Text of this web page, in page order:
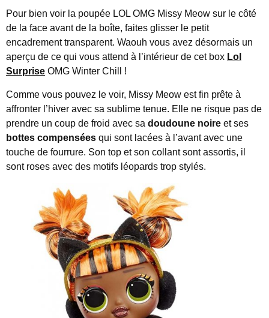
Pour bien voir la poupée LOL OMG Missy Meow sur le côté
de la face avant de la boîte, faites glisser le petit
encadrement transparent. Waouh vous avez désormais un
aperçu de ce qui vous attend à l’intérieur de cet box Lol
Surprise OMG Winter Chill !
Comme vous pouvez le voir, Missy Meow est fin prête à
affronter l’hiver avec sa sublime tenue. Elle ne risque pas de
prendre un coup de froid avec sa doudoune noire et ses
bottes compensées qui sont lacées à l’avant avec une
touche de fourrure. Son top et son collant sont assortis, il
sont roses avec des motifs léopards trop stylés.